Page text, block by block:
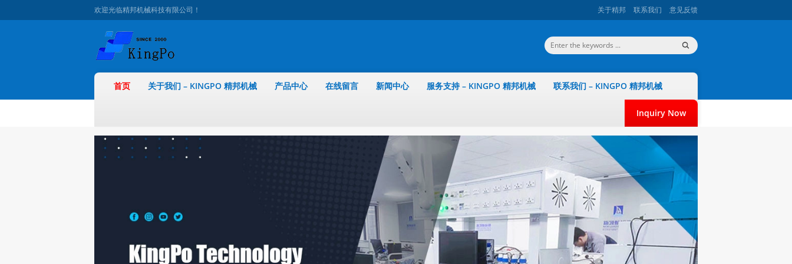
欢迎光临精邦机械科技有限公司！ 关于精邦 联系我们 意见反馈
首页 关于我们 – KINGPO 精邦机械 产品中心 在线留言 新闻中心 服务支持 – KINGPO 精邦机械 联系我们 – KINGPO 精邦机械
Inquiry Now